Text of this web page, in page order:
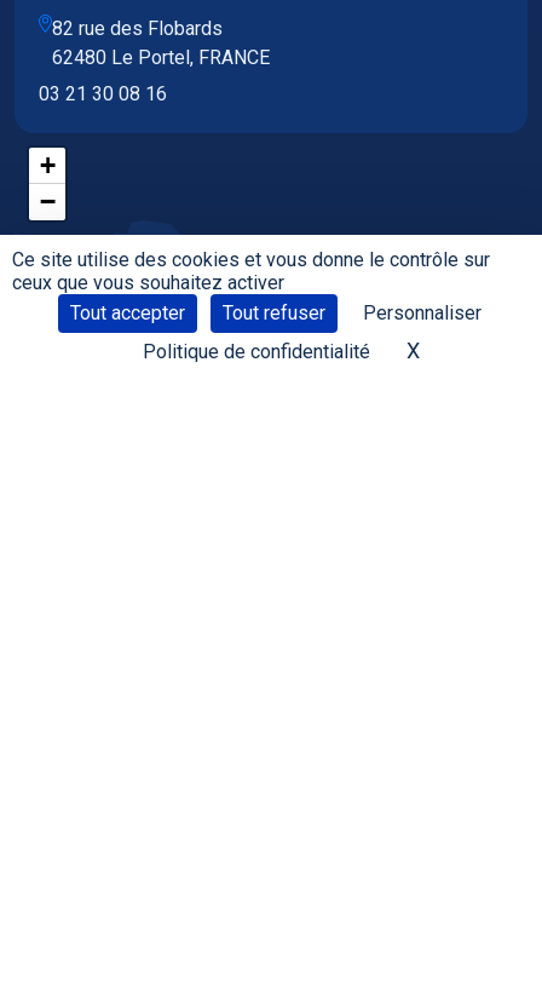
Ce site utilise des cookies et vous donne le contrôle sur
ceux que vous souhaitez activer
Tout accepter
Tout refuser
Personnaliser
Politique de confidentialité
X
82 rue des Flobards
62480 Le Portel, FRANCE
03 21 30 08 16
+
−